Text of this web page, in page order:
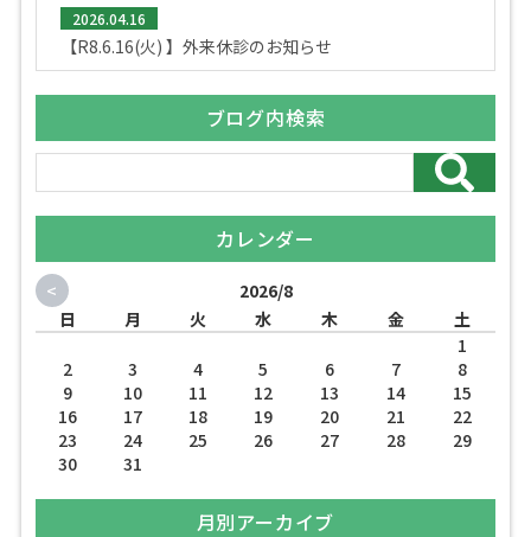
2026.04.16
【R8.6.16(火) 】外来休診のお知らせ
ブログ内検索
カレンダー
<
2026/8
日
月 火 水 木 金
土
1
2
3 4 5 6 7
8
9
10 11 12 13 14
15
16
17 18 19 20 21
22
23
24 25 26 27 28
29
30
31
月別アーカイブ